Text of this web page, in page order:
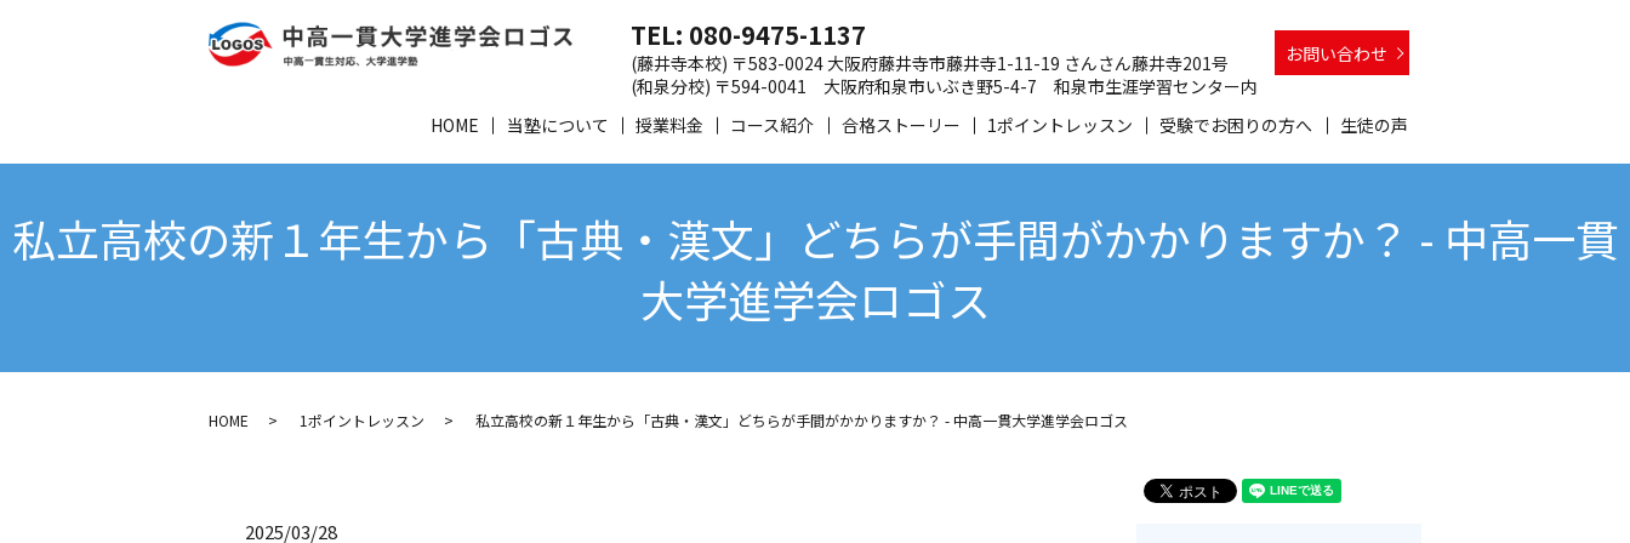
HOME 当塾について 授業料金 コース紹介 合格ストーリー 1ポイントレッスン 受験でお困りの方へ 生徒の声
TEL: 080-9475-1137
(藤井寺本校) 〒583-0024 大阪府藤井寺市藤井寺1-11-19 さんさん藤井寺201号
(和泉分校) 〒594-0041 大阪府和泉市いぶき野5-4-7 和泉市生涯学習センター内
お問い合わせ
私立高校の新１年生から「古典・漢文」どちらが手間がかかりますか？ - 中高一貫
大学進学会ロゴス
HOME 1ポイントレッスン 私立高校の新１年生から「古典・漢文」どちらが手間がかかりますか？ - 中高一貫大学進学会ロゴス
2025/03/28